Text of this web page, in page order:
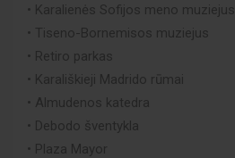
• Karalienės Sofijos meno muziejus
• Tiseno-Bornemisos muziejus
• Retiro parkas
• Karališkieji Madrido rūmai
• Almudenos katedra
• Debodo šventykla
• Plaza Mayor